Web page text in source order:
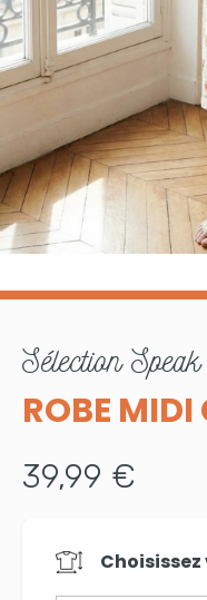
sélectionSpeak
ROBE MIDI
39,99 €